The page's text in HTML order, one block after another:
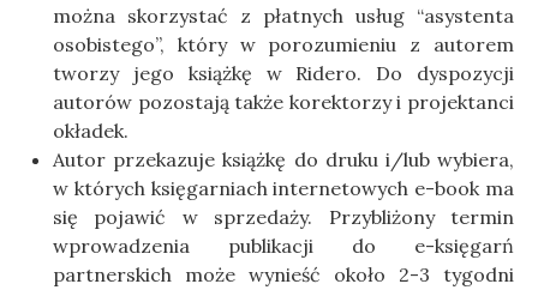
można skorzystać z płatnych usług “asystenta
osobistego”, który w porozumieniu z autorem
tworzy jego książkę w Ridero. Do dyspozycji
autorów pozostają także korektorzy i projektanci
okładek.
Autor przekazuje książkę do druku i/lub wybiera,
w których księgarniach internetowych e-book ma
się pojawić w sprzedaży. Przybliżony termin
wprowadzenia publikacji do e-księgarń
partnerskich może wynieść około 2-3 tygodni